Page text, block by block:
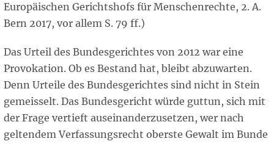
Europäischen Gerichtshofs für Menschenrechte, 2. A.
Bern 2017, vor allem S. 79 ff.)
Das Urteil des Bundesgerichtes von 2012 war eine
Provokation. Ob es Bestand hat, bleibt abzuwarten.
Denn Urteile des Bundesgerichtes sind nicht in Stein
gemeisselt. Das Bundesgericht würde guttun, sich mit
der Frage vertieft auseinanderzusetzen, wer nach
geltendem Verfassungsrecht oberste Gewalt im Bunde